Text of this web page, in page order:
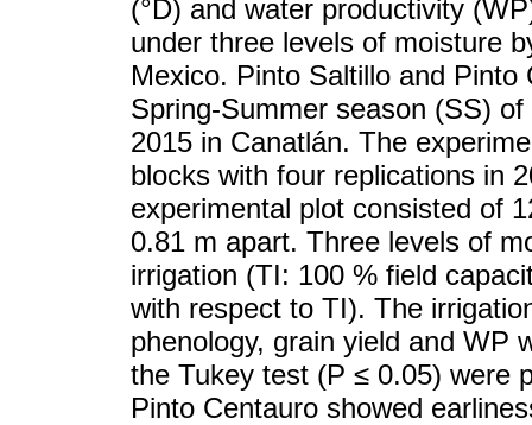
(°D) and water productivity
under three levels of moisture
Mexico. Pinto Saltillo and
Spring-Summer season (SS)
2015 in Canatlán. The
blocks with four replications in
experimental plot consisted of
0.81 m apart. Three levels of
irrigation (TI: 100 % field
with respect to TI). The
phenology, grain yield and WP
the Tukey test (P ≤ 0.05) were
Pinto Centauro showed